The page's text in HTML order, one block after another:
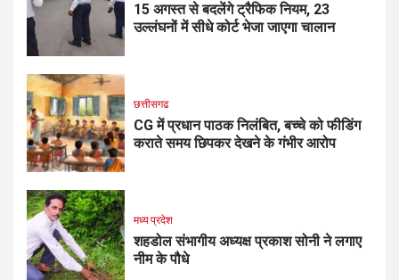
15 अगस्त से बदलेंगे ट्रैफिक नियम, 23
उल्लंघनों में सीधे कोर्ट भेजा जाएगा चालान
छत्तीसगढ
CG में प्रधान पाठक निलंबित, बच्चे को फीडिंग
कराते समय छिपकर देखने के गंभीर आरोप
मध्य प्रदेश
शहडोल संभागीय अध्यक्ष प्रकाश सोनी ने लगाए
नीम के पौधे